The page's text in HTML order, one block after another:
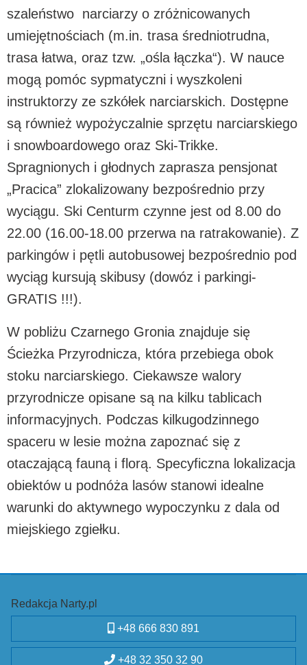
szaleństwo narciarzy o zróżnicowanych
umiejętnościach (m.in. trasa średniotrudna,
trasa łatwa, oraz tzw. „ośla łączka“). W nauce
mogą pomóc sypmatyczni i wyszkoleni
instruktorzy ze szkółek narciarskich. Dostępne
są również wypożyczalnie sprzętu narciarskiego
i snowboardowego oraz Ski-Trikke.
Spragnionych i głodnych zaprasza pensjonat
„Pracica” zlokalizowany bezpośrednio przy
wyciągu. Ski Centurm czynne jest od 8.00 do
22.00 (16.00-18.00 przerwa na ratrakowanie). Z
parkingów i pętli autobusowej bezpośrednio pod
wyciąg kursują skibusy (dowóz i parkingi-
GRATIS !!!).
W pobliżu Czarnego Gronia znajduje się
Ścieżka Przyrodnicza, która przebiega obok
stoku narciarskiego. Ciekawsze walory
przyrodnicze opisane są na kilku tablicach
informacyjnych. Podczas kilkugodzinnego
spaceru w lesie można zapoznać się z
otaczającą fauną i florą. Specyficzna lokalizacja
obiektów u podnóża lasów stanowi idealne
warunki do aktywnego wypoczynku z dala od
miejskiego zgiełku.
Redakcja Narty.pl
+48 666 830 891
+48 32 350 32 90